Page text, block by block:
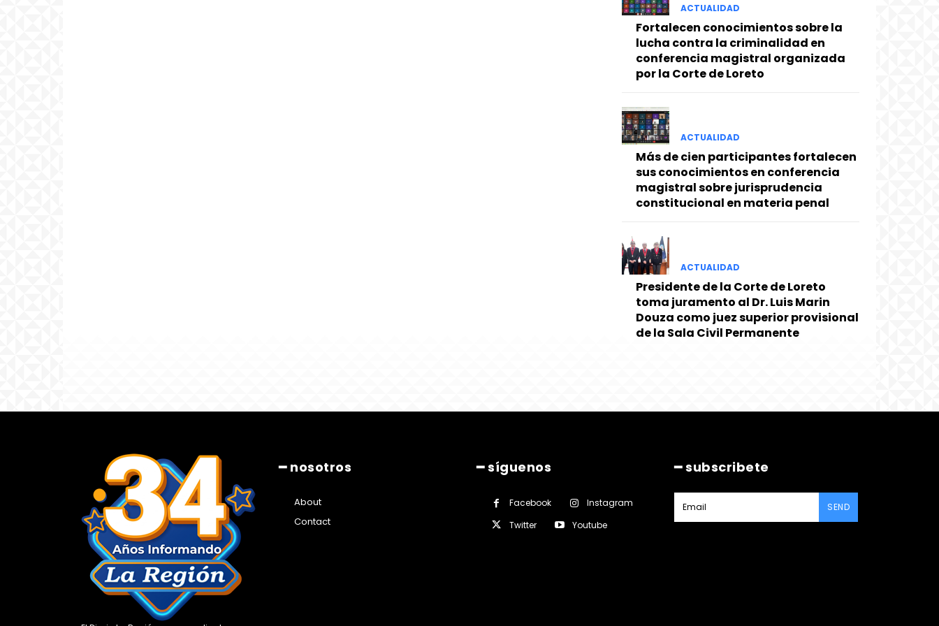
ACTUALIDAD
Fortalecen conocimientos sobre la
lucha contra la criminalidad en
conferencia magistral organizada
por la Corte de Loreto
ACTUALIDAD
Más de cien participantes fortalecen
sus conocimientos en conferencia
magistral sobre jurisprudencia
constitucional en materia penal
ACTUALIDAD
Presidente de la Corte de Loreto
toma juramento al Dr. Luis Marin
Douza como juez superior provisional
de la Sala Civil Permanente
━ nosotros
About
Contact
━ síguenos
Facebook
Instagram
Twitter
Youtube
━ subscribete
SEND